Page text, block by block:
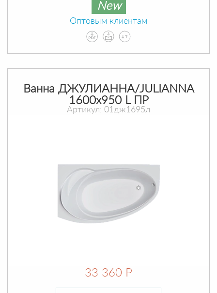
New
Оптовым клиентам
Ванна ДЖУЛИАННА/JULIANNA
1600х950 L ПР
Артикул: 01дж1695л
33 360 Р